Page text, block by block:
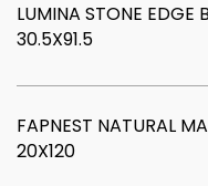
LUMINA STONE EDGE
30.5X91.5
FAPNEST NATURAL
20X120